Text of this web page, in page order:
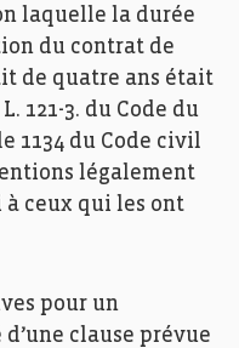
laquelle la durée
du contrat de
de quatre ans était
121-3. du Code du
1134 du Code civil
légalement
ceux qui les ont
pour un
clause prévue